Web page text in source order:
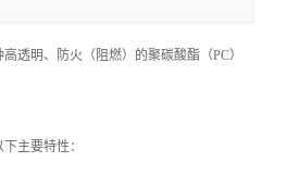
透明、防火（阻燃）的聚碳酸酯（PC）
主要特性：